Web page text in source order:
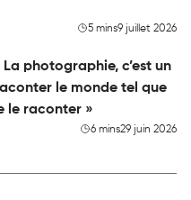
5 mins9 juillet 2026
La photographie, c’est un
le monde tel que
le raconter »
6 mins29 juin 2026